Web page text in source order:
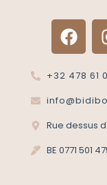
+32 478 61
Rue dessus
BE 0771 501